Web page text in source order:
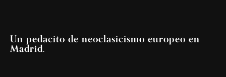
Un pedacito de neoclasicismo europeo en
Madrid.